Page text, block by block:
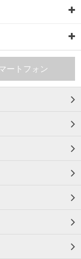
ートフォン